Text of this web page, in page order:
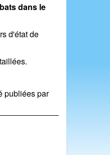
dans le
d'état de
publiées par